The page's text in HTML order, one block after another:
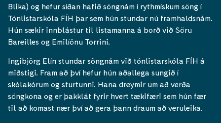
Blika) og hefur síðan hafið söngnám í rythmískum söng í
Tónlistarskóla FÍH þar sem hún stundar nú framhaldsnám.
Hún sækir innblástur til listamanna á borð við Söru
Bareilles og Emilíönu Torrini.
Ingibjörg Elín stundar söngnám við tónlistarskóla FÍH á
miðstigi. Fram að því hefur hún aðallega sungið í
skólakórum og sturtunni. Hana dreymir um að verða
söngkona og er þakklát fyrir hvert tækifæri sem hún fær
til að komast nær því að gera þann draum að veruleika.